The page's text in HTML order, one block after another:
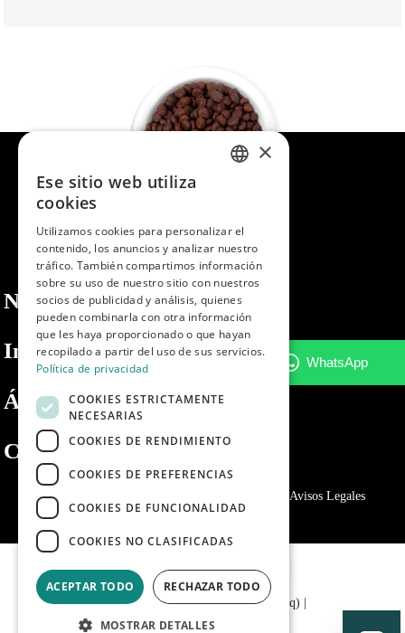
Nosotros
Información
Área privada
Contacto
Política de privacidad Avisos Legales
© 2024 - Dibaq Petcare (Grupo Dibaq)
PORTUGUESE
×
Ese sitio web utiliza
cookies
Utilizamos cookies para personalizar el
contenido, los anuncios y analizar nuestro
tráfico. También compartimos información
sobre su uso de nuestro sitio con nuestros
socios de publicidad y análisis, quienes
pueden combinarla con otra información
que les haya proporcionado o que hayan
recopilado a partir del uso de sus servicios.
Política de privacidad
COOKIES ESTRICTAMENTE
NECESARIAS
COOKIES DE RENDIMIENTO
COOKIES DE PREFERENCIAS
COOKIES DE FUNCIONALIDAD
COOKIES NO CLASIFICADAS
ACEPTAR TODO RECHAZAR TODO
MOSTRAR DETALLES